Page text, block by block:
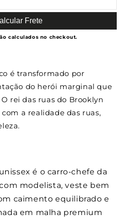
Frete
calculados no checkout.
é transformado por
do herói marginal que
rei das ruas do Brooklyn
a realidade das ruas,
é o carro-chefe da
modelista, veste bem
caimento equilibrado e
em malha premium